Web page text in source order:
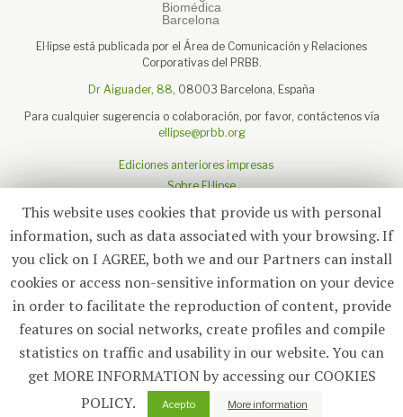
El·lipse está publicada por el Área de Comunicación y Relaciones
Corporativas del PRBB.
Dr Aiguader, 88, 08003 Barcelona, España
Para cualquier sugerencia o colaboración, por favor, contáctenos vía
ellipse@prbb.org
Ediciones anteriores impresas
Sobre El·lipse
Sobre el PRBB
Aviso legal
Suscríbete
© 2026 El·lipse
This website uses cookies that provide us with personal
information, such as data associated with your browsing. If
you click on I AGREE, both we and our Partners can install
cookies or access non-sensitive information on your device
in order to facilitate the reproduction of content, provide
features on social networks, create profiles and compile
statistics on traffic and usability in our website. You can
get MORE INFORMATION by accessing our COOKIES
POLICY.
Acepto More information